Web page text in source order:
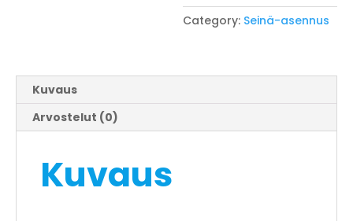
Category: Seinä-asennus
Kuvaus
Arvostelut (0)
Kuvaus